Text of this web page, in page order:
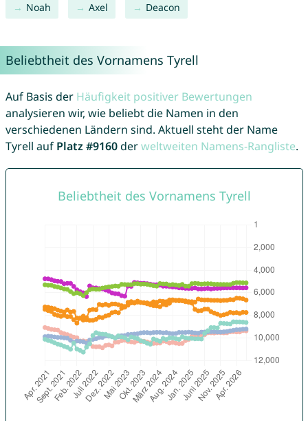
Noah Axel Deacon
Beliebtheit des Vornamens Tyrell
Auf Basis der Häufigkeit positiver Bewertungen
analysieren wir, wie beliebt die Namen in den
verschiedenen Ländern sind. Aktuell steht der Name
Tyrell auf Platz #9160derweltweiten Namens-Rangliste.